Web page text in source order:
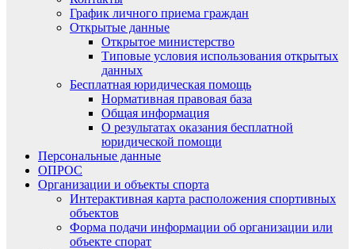
График личного приема граждан
Открытые данные
Открытое министерство
Типовые условия использования открытых
данных
Бесплатная юридическая помощь
Нормативная правовая база
Общая информация
О результатах оказания бесплатной
юридической помощи
Персональные данные
ОПРОС
Организации и объекты спорта
Интерактивная карта расположения спортивных
объектов
Форма подачи информации об организации или
объекте спорат